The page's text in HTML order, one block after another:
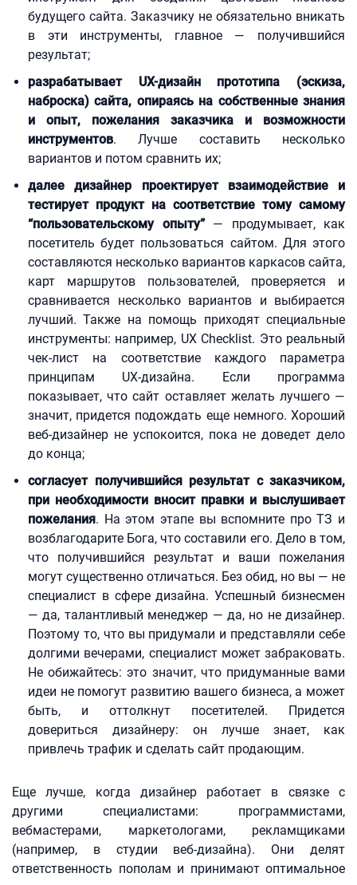
будущего сайта. Заказчику не обязательно вникать
в эти инструменты, главное — получившийся
результат;
разрабатывает UX-дизайн прототипа (эскиза,
наброска) сайта, опираясь на собственные знания
и опыт, пожелания заказчика и возможности
инструментов. Лучше составить несколько
вариантов и потом сравнить их;
далее дизайнер проектирует взаимодействие и
тестирует продукт на соответствие тому самому
“пользовательскому опыту” — продумывает, как
посетитель будет пользоваться сайтом. Для этого
составляются несколько вариантов каркасов сайта,
карт маршрутов пользователей, проверяется и
сравнивается несколько вариантов и выбирается
лучший. Также на помощь приходят специальные
инструменты: например, UX Checklist. Это реальный
чек-лист на соответствие каждого параметра
принципам UX-дизайна. Если программа
показывает, что сайт оставляет желать лучшего —
значит, придется подождать еще немного. Хороший
веб-дизайнер не успокоится, пока не доведет дело
до конца;
согласует получившийся результат с заказчиком,
при необходимости вносит правки и выслушивает
пожелания. На этом этапе вы вспомните про ТЗ и
возблагодарите Бога, что составили его. Дело в том,
что получившийся результат и ваши пожелания
могут существенно отличаться. Без обид, но вы — не
специалист в сфере дизайна. Успешный бизнесмен
— да, талантливый менеджер — да, но не дизайнер.
Поэтому то, что вы придумали и представляли себе
долгими вечерами, специалист может забраковать.
Не обижайтесь: это значит, что придуманные вами
идеи не помогут развитию вашего бизнеса, а может
быть, и оттолкнут посетителей. Придется
довериться дизайнеру: он лучше знает, как
привлечь трафик и сделать сайт продающим.
Еще лучше, когда дизайнер работает в связке с
другими специалистами: программистами,
вебмастерами, маркетологами, рекламщиками
(например, в студии веб-дизайна). Они делят
ответственность пополам и принимают оптимальное